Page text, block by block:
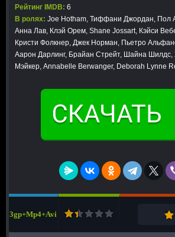
Рейтинг IMDB: 6
В ролях: Joe Hotham, Тиффани Джордан, Пол
Анна Лав, Клэй Орем, Shane Jossart, Кэйси
Кристи Фолкнер, Джек Норман, Пьетро
Аарон Дарлинг, Брайан Стрейт, Шайна Шилдс,
Мэйкер, Annabelle Berwanger, Deborah Lynne
3gp+Mp4+Avi